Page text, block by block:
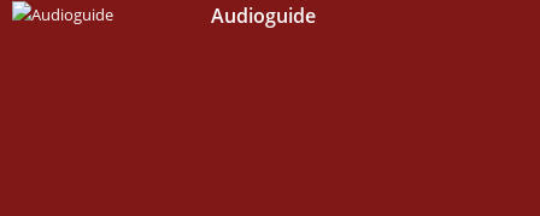
Audioguide